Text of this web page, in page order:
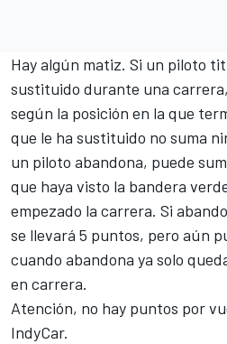
Hay algún matiz. Si un piloto
sustituido durante una
según la posición en la que
que le ha sustituido no suma
un piloto abandona, puede
que haya visto la bandera
empezado la carrera. Si
se llevará 5 puntos, pero aún
cuando abandona ya solo
en carrera.
Atención, no hay puntos por
IndyCar.